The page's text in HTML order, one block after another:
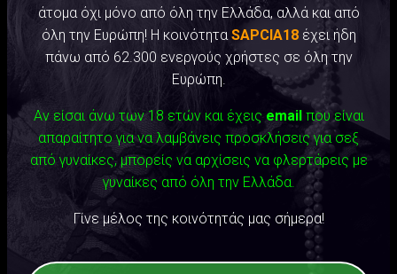
άτομα όχι μόνο από όλη την Ελλάδα, αλλά και από
όλη την Ευρώπη! Η κοινότηταSAPCIA18έχει ήδη
πάνω από 62.300 ενεργούς χρήστες σε όλη την
Ευρώπη.
Αν είσαι άνω των 18 ετών και έχεις emailπου είναι
απαραίτητο για να λαμβάνεις προσκλήσεις για σεξ
από γυναίκες, μπορείς να αρχίσεις να φλερτάρεις με
γυναίκες από όλη την Ελλάδα.
Γίνε μέλος της κοινότητάς μας σήμερα!